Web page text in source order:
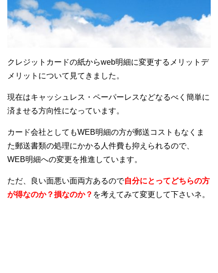
クレジットカードの紙からweb明細に変更するメリットデ
メリットについて見てきました。
現在はキャッシュレス・ペーパーレスなどなるべく簡単に
済ませる方向性になっています。
カード会社としてもWEB明細の方が郵送コストもなくま
た郵送書類の処理にかかる人件費も抑えられるので、
WEB明細への変更を推進しています。
ただ、良い面悪い面両方あるので自分にとってどちらの方
が得なのか？損なのか？ を考えてみて変更して下さいネ。